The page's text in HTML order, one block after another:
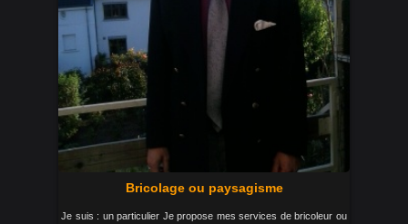
Bricolage ou paysagisme
Je suis : un particulier Je propose mes services de bricoleur ou